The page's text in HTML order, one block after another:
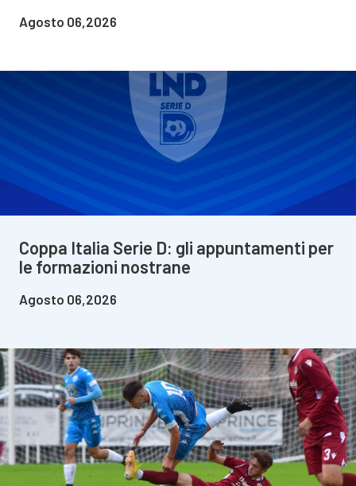
Agosto 06,2026
Coppa Italia Serie D: gli appuntamenti per
le formazioni nostrane
Agosto 06,2026